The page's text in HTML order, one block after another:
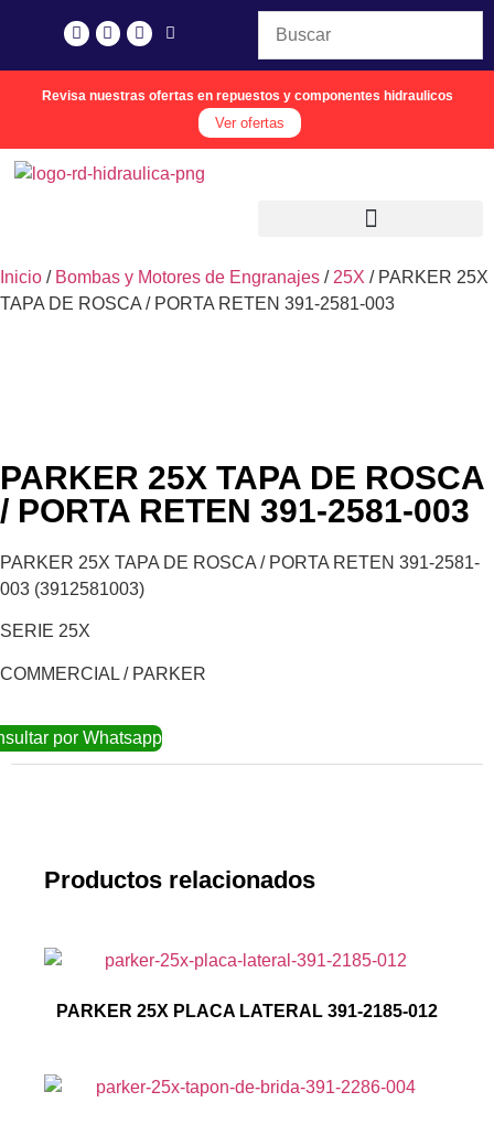
Revisa nuestras ofertas en repuestos y componentes hidraulicos
Ver ofertas
Inicio / Bombas y Motores de Engranajes / 25X / PARKER 25X
TAPA DE ROSCA / PORTA RETEN 391-2581-003
PARKER 25X TAPA DE ROSCA
/ PORTA RETEN 391-2581-003
PARKER 25X TAPA DE ROSCA / PORTA RETEN 391-2581-
003 (3912581003)
SERIE 25X
COMMERCIAL / PARKER
por Whatsapp
Productos relacionados
PARKER 25X PLACA LATERAL 391-2185-012